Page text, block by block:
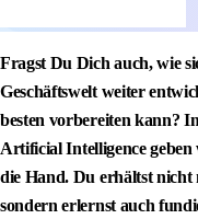
Fragst Du Dich auch, wie
Geschäftswelt weiter
besten vorbereiten kann?
Artificial Intelligence
die Hand. Du erhältst
sondern erlernst auch